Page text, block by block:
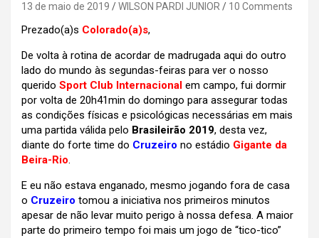
13 de maio de 2019 WILSON PARDI JUNIOR 10 Comments
Prezado(a)s Colorado(a)s,
De volta à rotina de acordar de madrugada aqui do outro
lado do mundo às segundas-feiras para ver o nosso
querido Sport Club Internacional em campo, fui dormir
por volta de 20h41min do domingo para assegurar todas
as condições físicas e psicológicas necessárias em mais
uma partida válida pelo Brasileirão 2019, desta vez,
diante do forte time do Cruzeiro no estádio Gigante da
Beira-Rio.
E eu não estava enganado, mesmo jogando fora de casa
o Cruzeiro tomou a iniciativa nos primeiros minutos
apesar de não levar muito perigo à nossa defesa. A maior
parte do primeiro tempo foi mais um jogo de “tico-tico”